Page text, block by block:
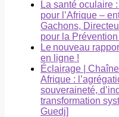
La santé oculaire
pour l’Afrique –
Gachons,
pour la
Le nouveau
en ligne !
Éclairage |
Afrique :
souveraineté,
transformation
Guedj]